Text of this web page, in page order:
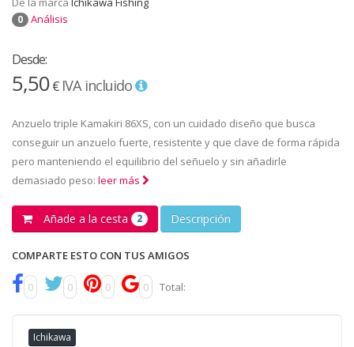
0 Análisis
Desde:
5,50€ IVA incluido
Anzuelo triple Kamakiri 86XS, con un cuidado diseño que busca
conseguir un anzuelo fuerte, resistente y que clave de forma rápida
pero manteniendo el equilibrio del señuelo y sin añadirle
demasiado peso: leer más
Añade a la cesta 2 Descripción
COMPARTE ESTO CON TUS AMIGOS
0 0 0 0 Total:
Ichikawa